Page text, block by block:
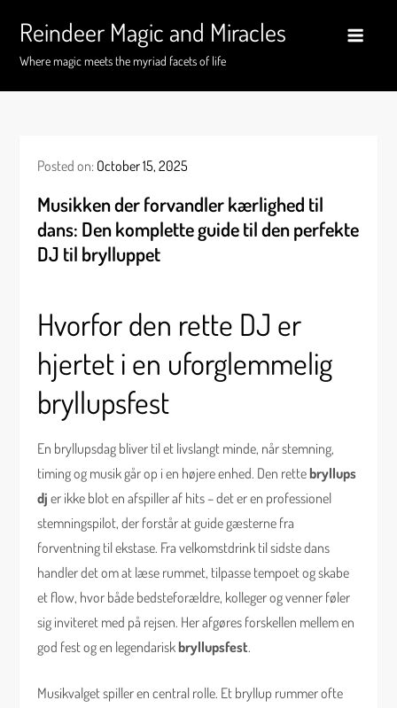
content
Reindeer Magic and Miracles
Where magic meets the myriad facets of life
Posted on: October 15, 2025
Musikken der forvandler kærlighed til
dans: Den komplette guide til den perfekte
DJ til brylluppet
Hvorfor den rette DJ er
hjertet i en uforglemmelig
bryllupsfest
En bryllupsdag bliver til et livslangt minde, når stemning,
timing og musik går op i en højere enhed. Den rettebryllups
dj er ikke blot en afspiller af hits – det er en professionel
stemningspilot, der forstår at guide gæsterne fra
forventning til ekstase. Fra velkomstdrink til sidste dans
handler det om at læse rummet, tilpasse tempoet og skabe
et flow, hvor både bedsteforældre, kolleger og venner føler
sig inviteret med på rejsen. Her afgøres forskellen mellem en
god fest og en legendariskbryllupsfest.
Musikvalget spiller en central rolle. Et bryllup rummer ofte